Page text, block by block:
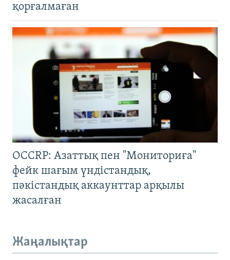
қорғалмаған
OCCRP: Азаттық пен "Мониториға"
фейк шағым үндістандық,
пәкістандық аккаунттар арқылы
жасалған
Жаңалықтар